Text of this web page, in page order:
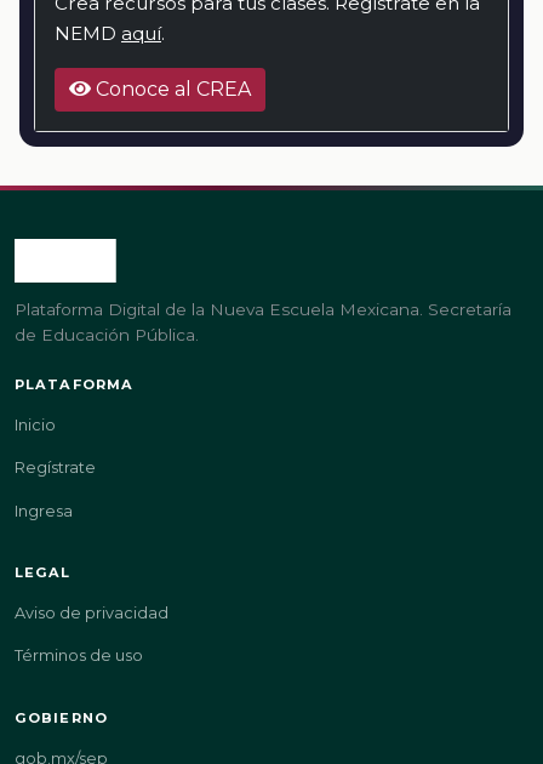
NEMD aquí.
Conoce al CREA
Plataforma Digital de la Nueva Escuela Mexicana. Secretaría
de Educación Pública.
PLATAFORMA
Inicio
Regístrate
Ingresa
LEGAL
Aviso de privacidad
Términos de uso
GOBIERNO
gob.mx/sep